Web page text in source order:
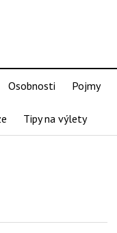
Osobnosti Pojmy
Tipy na výlety